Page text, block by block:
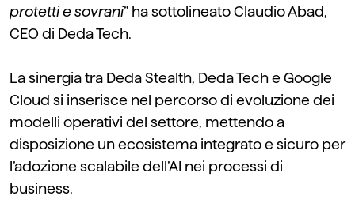
protetti e sovrani” ha sottolineato Claudio Abad,
CEO di Deda Tech.
La sinergia tra Deda Stealth, Deda Tech e Google
Cloud si inserisce nel percorso di evoluzione dei
modelli operativi del settore, mettendo a
disposizione un ecosistema integrato e sicuro per
l’adozione scalabile dell’AI nei processi di
business.